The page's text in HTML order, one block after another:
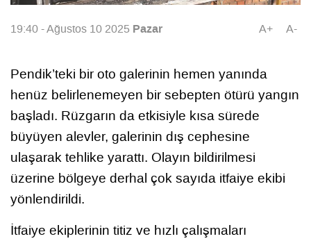
19:40 - Ağustos 10 2025 Pazar A+ A-
Pendik’teki bir oto galerinin hemen yanında
henüz belirlenemeyen bir sebepten ötürü yangın
başladı. Rüzgarın da etkisiyle kısa sürede
büyüyen alevler, galerinin dış cephesine
ulaşarak tehlike yarattı. Olayın bildirilmesi
üzerine bölgeye derhal çok sayıda itfaiye ekibi
yönlendirildi.
İtfaiye ekiplerinin titiz ve hızlı çalışmaları